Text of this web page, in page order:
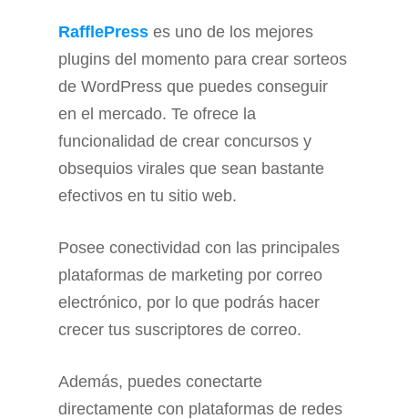
RafflePress es uno de los mejores
plugins del momento para crear sorteos
de WordPress que puedes conseguir
en el mercado. Te ofrece la
funcionalidad de crear concursos y
obsequios virales que sean bastante
efectivos en tu sitio web.
Posee conectividad con las principales
plataformas de marketing por correo
electrónico, por lo que podrás hacer
crecer tus suscriptores de correo.
Además, puedes conectarte
directamente con plataformas de redes